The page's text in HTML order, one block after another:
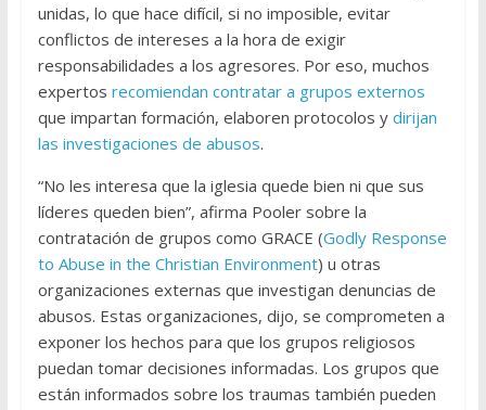
unidas, lo que hace difícil, si no imposible, evitar
conflictos de intereses a la hora de exigir
responsabilidades a los agresores. Por eso, muchos
expertos recomiendan contratar a grupos externos
que impartan formación, elaboren protocolos y dirijan
las investigaciones de abusos.
“No les interesa que la iglesia quede bien ni que sus
líderes queden bien”, afirma Pooler sobre la
contratación de grupos como GRACE (Godly Response
to Abuse in the Christian Environment) u otras
organizaciones externas que investigan denuncias de
abusos. Estas organizaciones, dijo, se comprometen a
exponer los hechos para que los grupos religiosos
puedan tomar decisiones informadas. Los grupos que
están informados sobre los traumas también pueden